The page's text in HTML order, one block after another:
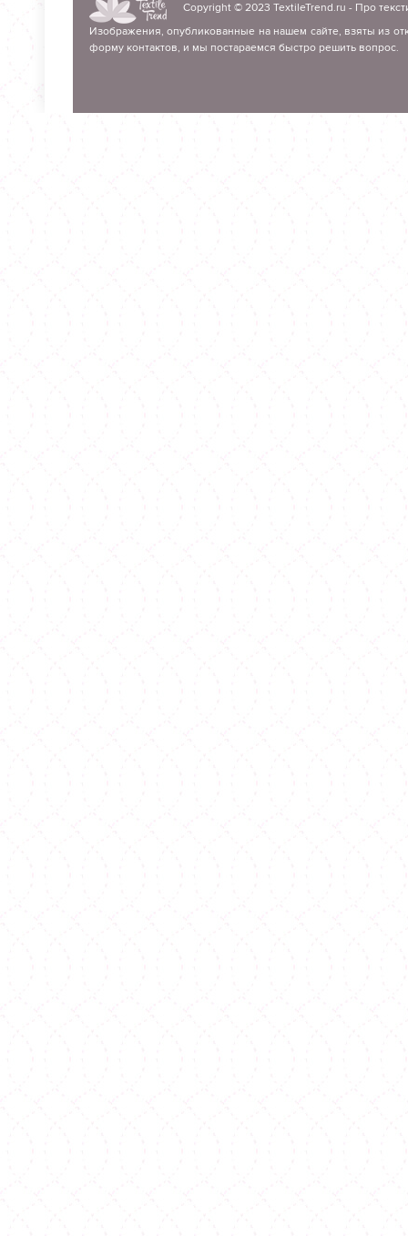
Copyright © 2023 TextileTrend.ru - Про
Изображения, опубликованные на нашем сайте, взяты из
форму контактов, и мы постараемся быстро решить вопрос.